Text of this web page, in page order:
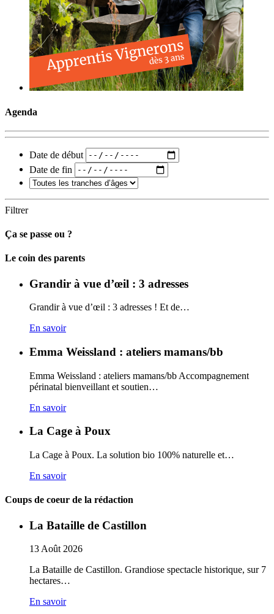
Agenda
Date de début
Date de fin
Filtrer
Ça se passe ou ?
Carto
Le coin des parents
Grandir à vue d’œil : 3 adresses
Grandir à vue d’œil : 3 adresses ! Et de…
En savoir
Emma Weissland : ateliers mamans/bb
Emma Weissland : ateliers mamans/bb Accompagnement
périnatal bienveillant et soutien…
En savoir
La Cage à Poux
La Cage à Poux. La solution bio 100% naturelle et…
En savoir
Coups de coeur de la rédaction
La Bataille de Castillon
13Août 2026
La Bataille de Castillon. Grandiose spectacle historique, sur 7
hectares…
En savoir